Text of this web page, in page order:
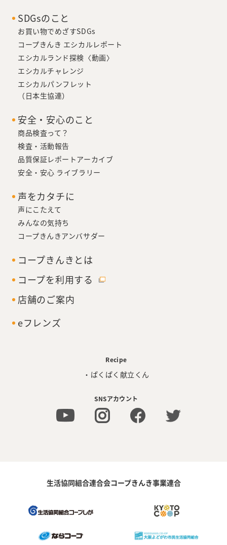
SDGsのこと
お買い物でめざすSDGs
コープきんき エシカルレポート
エシカルランド探検〈動画〉
エシカルチャレンジ
エシカルパンフレット
（日本生協連）
安全・安心のこと
商品検査って？
検査・活動報告
品質保証レポートアーカイブ
安全・安心 ライブラリー
声をカタチに
声にこたえて
みんなの気持ち
コープきんきアンバサダー
コープきんきとは
コープを利用する
店舗のご案内
eフレンズ
Recipe
・ぱくぱく献立くん
SNSアカウント
生活協同組合連合会コープきんき事業連合